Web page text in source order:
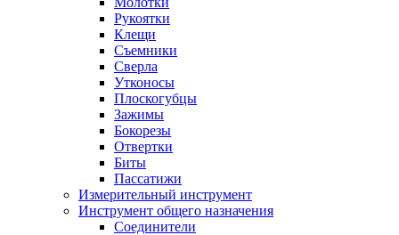
Рукоятки
Клещи
Съемники
Сверла
Утконосы
Плоскогубцы
Зажимы
Бокорезы
Отвертки
Биты
Пассатижи
Измерительный инструмент
Инструмент общего назначения
Соединители